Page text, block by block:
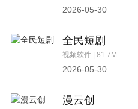
2026-05-30
全民短剧
视频软件 | 81.7M
2026-05-30
漫云创